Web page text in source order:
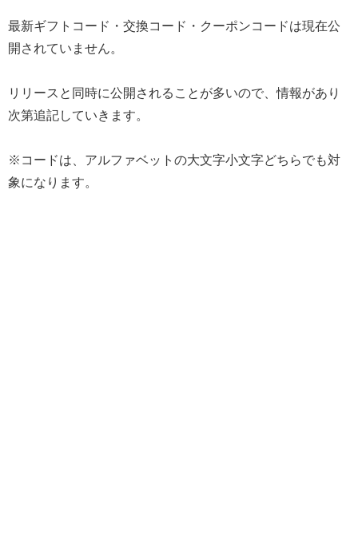
最新ギフトコード・交換コード・クーポンコードは現在公
開されていません。
リリースと同時に公開されることが多いので、情報があり
次第追記していきます。
※コードは、アルファベットの大文字小文字どちらでも対
象になります。